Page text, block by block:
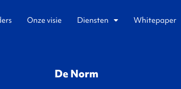
Onze visie Diensten Whitepaper
De Norm